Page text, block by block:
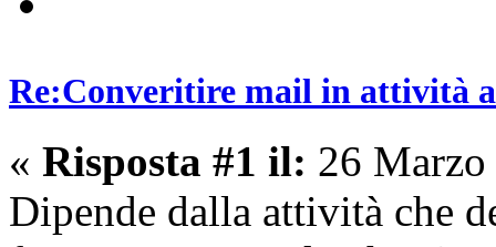
Re:Converitire mail in attività
« Risposta #1 il: 26
Dipende dalla attività che